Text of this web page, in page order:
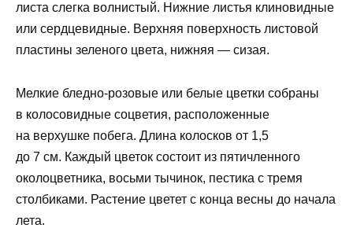
листа слегка волнистый. Нижние листья клиновидные
или сердцевидные. Верхняя поверхность листовой
пластины зеленого цвета, нижняя — сизая.
Мелкие бледно-розовые или белые цветки собраны
в колосовидные соцветия, расположенные
на верхушке побега. Длина колосков от 1,5
до 7 см. Каждый цветок состоит из пятичленного
околоцветника, восьми тычинок, пестика с тремя
столбиками. Растение цветет с конца весны до начала
лета.